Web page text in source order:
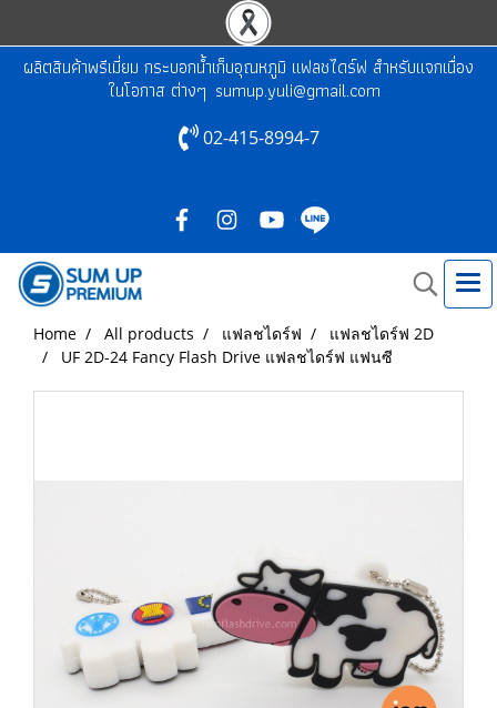
ผลิตสินค้าพรีเมี่ยม กระบอกน้ำเก็บอุณหภูมิ แฟลชไดร์ฟ สำหรับแจกเนื่อง
ในโอกาส ต่างๆ sumup.yuli@gmail.com
02-415-8994-7
Home All products แฟลชไดร์ฟ
แฟลชไดร์ฟ 2D
UF 2D-24 Fancy Flash Drive แฟลชไดร์ฟ แฟนซี